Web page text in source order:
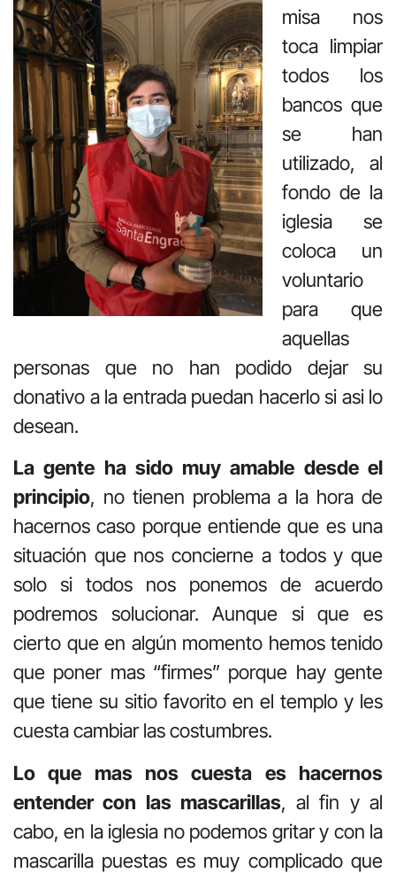
misa nos
toca limpiar
todos los
bancos que
se han
utilizado, al
fondo de la
iglesia se
coloca un
voluntario
para que
aquellas
personas que no han podido dejar su
donativo a la entrada puedan hacerlo si asi lo
desean.
La gente ha sido muy amable desde el
principio, no tienen problema a la hora de
hacernos caso porque entiende que es una
situación que nos concierne a todos y que
solo si todos nos ponemos de acuerdo
podremos solucionar. Aunque si que es
cierto que en algún momento hemos tenido
que poner mas “firmes” porque hay gente
que tiene su sitio favorito en el templo y les
cuesta cambiar las costumbres.
Lo que mas nos cuesta es hacernos
entender con las mascarillas, al fin y al
cabo, en la iglesia no podemos gritar y con la
mascarilla puestas es muy complicado que